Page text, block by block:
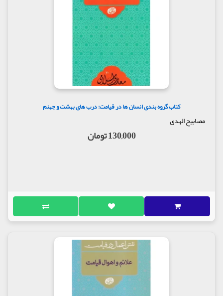
کتاب گروه بندی انسان ها در قیامت: درب های بهشت و جهنم
مصابیح الهدی
130,000 تومان